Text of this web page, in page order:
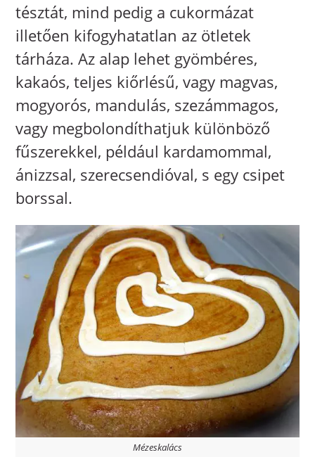
tésztát, mind pedig a cukormázat
illetően kifogyhatatlan az ötletek
tárháza. Az alap lehet gyömbéres,
kakaós, teljes kiőrlésű, vagy magvas,
mogyorós, mandulás, szezámmagos,
vagy megbolondíthatjuk különböző
fűszerekkel, például kardamommal,
ánizzsal, szerecsendióval, s egy csipet
borssal.
Mézeskalács